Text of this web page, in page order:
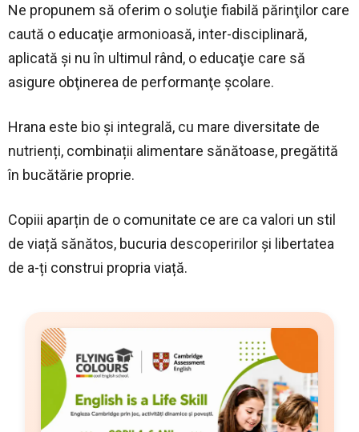
Ne propunem să oferim o soluţie fiabilă părinţilor care
caută o educaţie armonioasă, inter-disciplinară,
aplicată şi nu în ultimul rând, o educaţie care să
asigure obţinerea de performanţe şcolare.
Hrana este bio și integrală, cu mare diversitate de
nutrienți, combinații alimentare sănătoase, pregătită
în bucătărie proprie.
Copiii aparțin de o comunitate ce are ca valori un stil
de viață sănătos, bucuria descoperirilor și libertatea
de a-ți construi propria viață.